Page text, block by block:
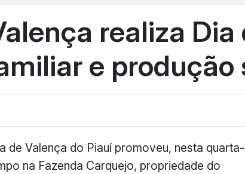
realiza
e produção
de Valença do Piauí promoveu, nesta quarta-
na Fazenda Carquejo, propriedade do